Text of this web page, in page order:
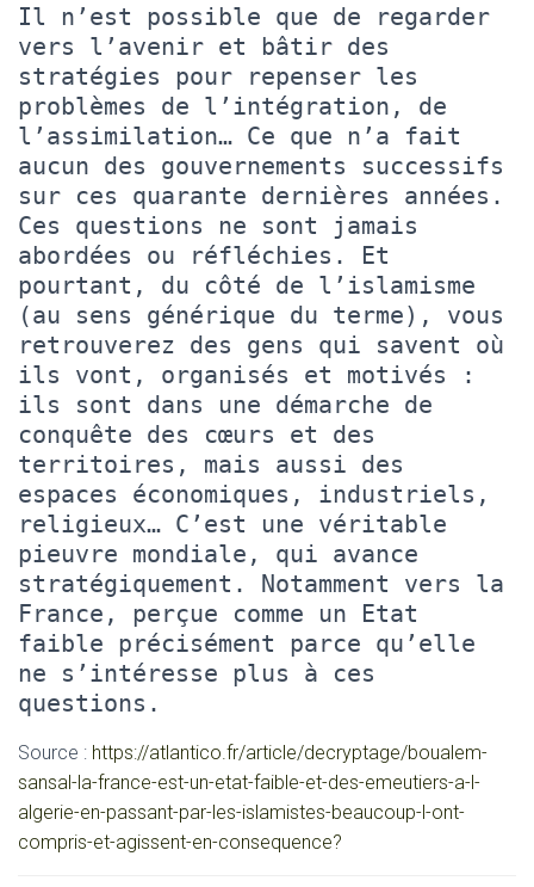
Il n’est possible que de regarder
vers l’avenir et bâtir des
stratégies pour repenser les
problèmes de l’intégration, de
l’assimilation… Ce que n’a fait
aucun des gouvernements successifs
sur ces quarante dernières années.
Ces questions ne sont jamais
abordées ou réfléchies. Et
pourtant, du côté de l’islamisme
(au sens générique du terme), vous
retrouverez des gens qui savent où
ils vont, organisés et motivés :
ils sont dans une démarche de
conquête des cœurs et des
territoires, mais aussi des
espaces économiques, industriels,
religieux… C’est une véritable
pieuvre mondiale, qui avance
stratégiquement. Notamment vers la
France, perçue comme un Etat
faible précisément parce qu’elle
ne s’intéresse plus à ces
questions.
Source : https://atlantico.fr/article/decryptage/boualem-
sansal-la-france-est-un-etat-faible-et-des-emeutiers-a-l-
algerie-en-passant-par-les-islamistes-beaucoup-l-ont-
compris-et-agissent-en-consequence?